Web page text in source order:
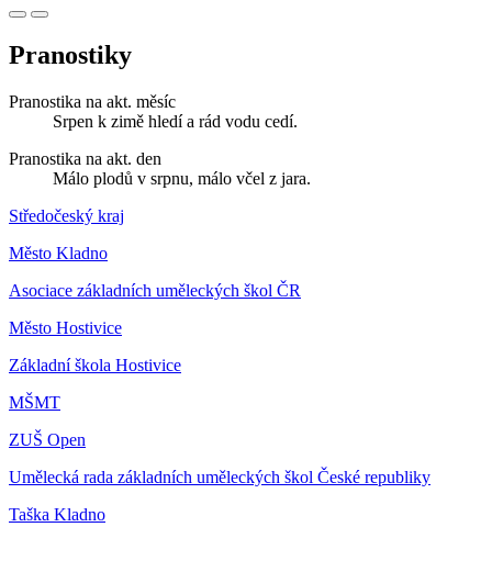
Pranostiky
Pranostika na akt. měsíc
Srpen k zimě hledí a rád vodu cedí.
Pranostika na akt. den
Málo plodů v srpnu, málo včel z jara.
Středočeský kraj
Město Kladno
Asociace základních uměleckých škol ČR
Město Hostivice
Základní škola Hostivice
MŠMT
ZUŠ Open
Umělecká rada základních uměleckých škol České republiky
Taška Kladno